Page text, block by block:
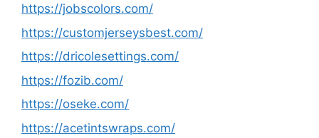
https://jobscolors.com/
https://customjerseysbest.com/
https://dricolesettings.com/
https://fozib.com/
https://oseke.com/
https://acetintswraps.com/